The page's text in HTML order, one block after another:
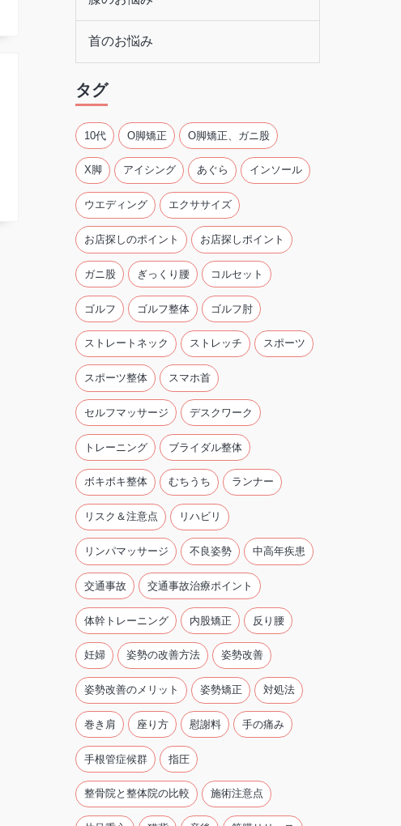
首のお悩み
タグ
10代 O脚矯正 O脚矯正、ガニ股
X脚 アイシング あぐら インソール
ウエディング エクササイズ
お店探しのポイント お店探しポイント
ガニ股 ぎっくり腰 コルセット
ゴルフ ゴルフ整体 ゴルフ肘
ストレートネック ストレッチ スポーツ
スポーツ整体 スマホ首
セルフマッサージ デスクワーク
トレーニング ブライダル整体
ボキボキ整体 むちうち ランナー
リスク＆注意点 リハビリ
リンパマッサージ 不良姿勢 中高年疾患
交通事故 交通事故治療ポイント
体幹トレーニング 内股矯正 反り腰
妊婦 姿勢の改善方法 姿勢改善
姿勢改善のメリット 姿勢矯正 対処法
巻き肩 座り方 慰謝料 手の痛み
手根管症候群 指圧
整骨院と整体院の比較 施術注意点